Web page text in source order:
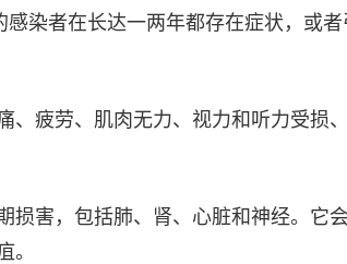
感染者在长达一两年都存在症状，或
、疲劳、肌肉无力、视力和听力受损
损害，包括肺、肾、心脏和神经。它
。